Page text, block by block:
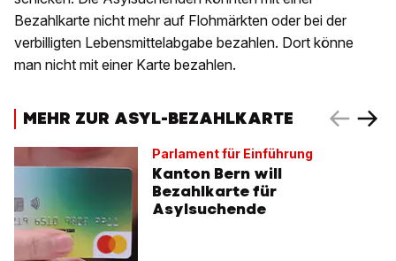
Bezahlkarte nicht mehr auf Flohmärkten oder bei der
verbilligten Lebensmittelabgabe bezahlen. Dort könne
man nicht mit einer Karte bezahlen.
MEHR ZUR ASYL-BEZAHLKARTE
Parlament für Einführung
Kanton Bern will
Bezahlkarte für
Asylsuchende